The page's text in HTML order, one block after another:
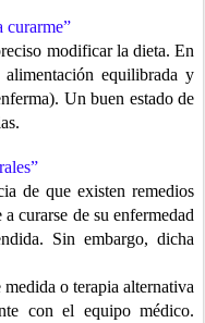
curarme”
modificar la dieta. En
alimentación equilibrada y
Un buen estado de
de que existen remedios
curarse de su enfermedad
Sin embargo, dicha
o terapia alternativa
con el equipo médico.